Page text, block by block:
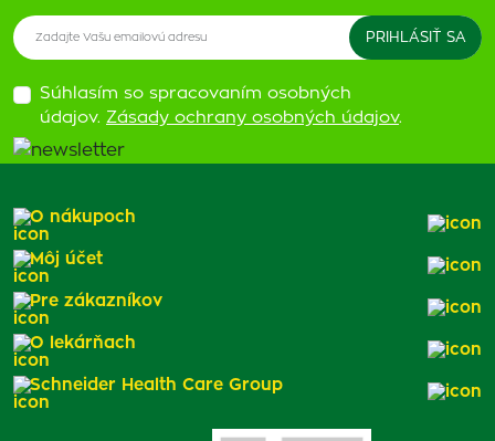
Súhlasím so spracovaním osobných
údajov. Zásady ochrany osobných údajov.
O nákupoch
Môj účet
Pre zákazníkov
O lekárňach
Schneider Health Care Group